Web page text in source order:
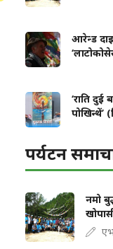
आरेन्ड
‘राति
पोखिन्थें’
पर्यटन
नमो